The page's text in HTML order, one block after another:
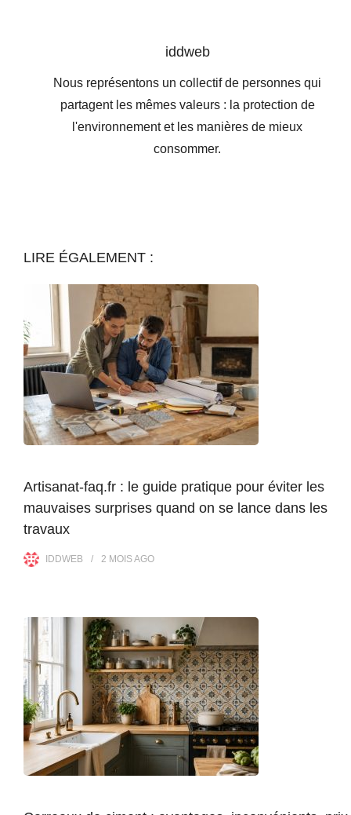
iddweb
Nous représentons un collectif de personnes qui
partagent les mêmes valeurs : la protection de
l'environnement et les manières de mieux
consommer.
LIRE ÉGALEMENT :
Artisanat-faq.fr : le guide pratique pour éviter les
mauvaises surprises quand on se lance dans les
travaux
IDDWEB 2 MOISAGO